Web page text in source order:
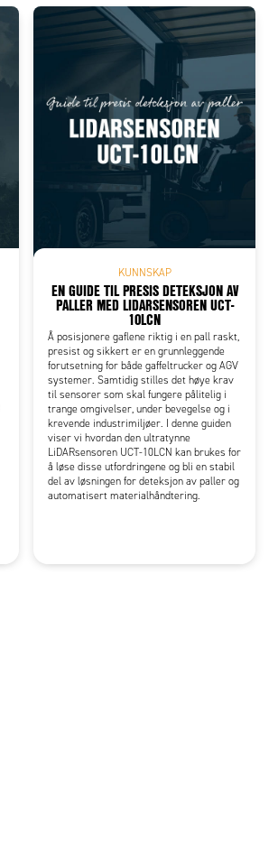
KUNNSKAP
EN GUIDE TIL PRESIS DETEKSJON AV
PALLER MED LIDARSENSOREN UCT-
10LCN
Å posisjonere gaflene riktig i en pall raskt,
presist og sikkert er en grunnleggende
forutsetning for både gaffeltrucker og AGV
systemer. Samtidig stilles det høye krav
til sensorer som skal fungere pålitelig i
trange omgivelser, under bevegelse og i
krevende industrimiljøer. I denne guiden
viser vi hvordan den ultratynne
LiDARsensoren UCT-10LCN kan brukes for
å løse disse utfordringene og bli en stabil
del av løsningen for deteksjon av paller og
automatisert materialhåndtering.